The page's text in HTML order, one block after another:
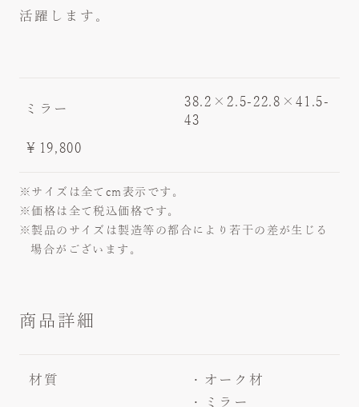
活躍します。
ミラー
38.2×2.5-22.8×41.5-
43
￥19,800
※サイズは全てcm表示です。
※価格は全て税込価格です。
※製品のサイズは製造等の都合により若干の差が生じる
場合がございます。
商品詳細
材質
・オーク材
・ミラー